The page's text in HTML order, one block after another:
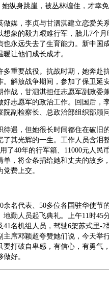
纵身跳崖，被丛林缠住，才幸免
做媒，李贞与甘泗淇建立恋爱关
象的毅力艰难行军，胎儿7个
永远失去了生育能力。新中国
让他们成长成才。
多重要战役。抗战时期，她奔赴
。解放战争期间，参加了保卫延
作战，甘泗淇担任志愿军副政委
好志愿军的政治工作。回国后，
副检察长、总政治部组织部顾问
待遇，但她很长时间都住在破旧
了其光辉的一生。工作人员含泪
了40年的行军箱、11000元人民
单，将金条捐给她和丈夫的故乡
费上交。
余名代表、50多位各国驻华使节
勤人员起飞典礼。上午11时45
41名机组人员，驾驶6架苏式里-
席邓颖超夸赞她们说，今天举
打破自卑感，有信心，有勇气
好。